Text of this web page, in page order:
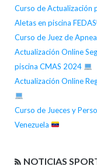
Curso de Actualización
Aletas en piscina
Curso de Juez de
Actualización Online
piscina CMAS 2024
Actualización Online
Curso de Jueces y
Venezuela
NOTICIAS